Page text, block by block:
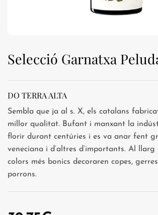
Selecció Garnatxa
DO TERRA ALTA
Sembla que ja al s. X, els catalans
millor qualitat. Bufant i manxant la
florir durant centúries i es va anar fent
veneciana i d’altres d’importants. Al llarg
colors més bonics decoraren copes,
porrons.